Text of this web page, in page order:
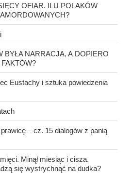
OFIAR. ILU POLAKÓW
BYŁA NARRACJA, A DOPIERO
Eustachy i sztuka powiedzenia
– cz. 15 dialogów z panią
Minął miesiąc i cisza.
się wystrychnąć na dudka?